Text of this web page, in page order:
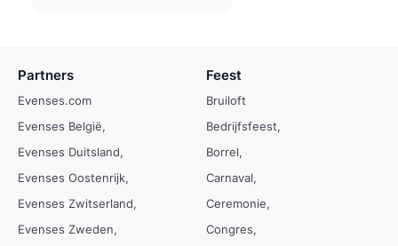
Partners
Evenses.com
Evenses België
Evenses Duitsland
Evenses Oostenrijk
Evenses Zwitserland
Evenses Zweden
Feest
Bruiloft
Bedrijfsfeest
Borrel
Carnaval
Ceremonie
Congres